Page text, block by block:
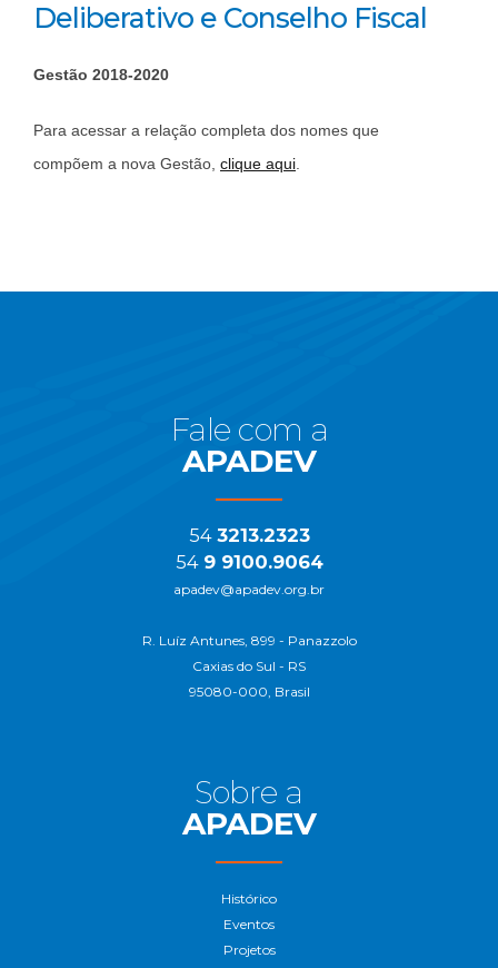
Deliberativo e Conselho Fiscal
Gestão 2018-2020
Para acessar a relação completa dos nomes que
compõem a nova Gestão, clique aqui
Fale com a
APADEV
54 3213.2323
54 9 9100.9064
apadev@apadev.org.br
R. Luíz Antunes, 899 - Panazzolo
Caxias do Sul - RS
95080-000, Brasil
Sobre a
APADEV
Histórico
Eventos
Projetos